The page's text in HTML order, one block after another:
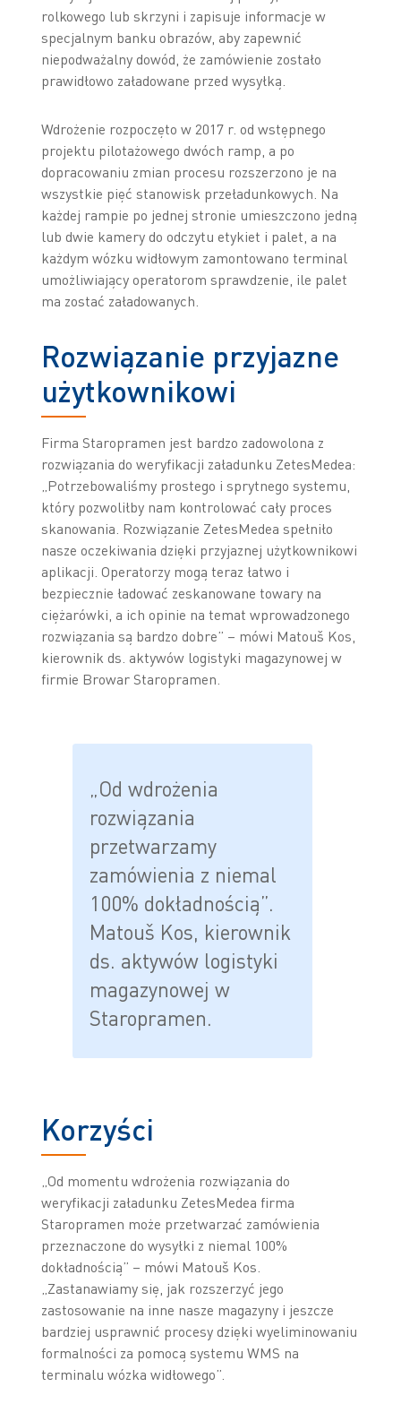
rolkowego lub skrzyni i zapisuje informacje w
specjalnym banku obrazów, aby zapewnić
niepodważalny dowód, że zamówienie zostało
prawidłowo załadowane przed wysyłką.
Wdrożenie rozpoczęto w 2017 r. od wstępnego
projektu pilotażowego dwóch ramp, a po
dopracowaniu zmian procesu rozszerzono je na
wszystkie pięć stanowisk przeładunkowych. Na
każdej rampie po jednej stronie umieszczono jedną
lub dwie kamery do odczytu etykiet i palet, a na
każdym wózku widłowym zamontowano terminal
umożliwiający operatorom sprawdzenie, ile palet
ma zostać załadowanych.
Rozwiązanie przyjazne
użytkownikowi
Firma Staropramen jest bardzo zadowolona z
rozwiązania do weryfikacji załadunku ZetesMedea:
„Potrzebowaliśmy prostego i sprytnego systemu,
który pozwoliłby nam kontrolować cały proces
skanowania. Rozwiązanie ZetesMedea spełniło
nasze oczekiwania dzięki przyjaznej użytkownikowi
aplikacji. Operatorzy mogą teraz łatwo i
bezpiecznie ładować zeskanowane towary na
ciężarówki, a ich opinie na temat wprowadzonego
rozwiązania są bardzo dobre” – mówi Matouš Kos,
kierownik ds. aktywów logistyki magazynowej w
firmie Browar Staropramen.
„Od wdrożenia
rozwiązania
przetwarzamy
zamówienia z niemal
100% dokładnością”.
Matouš Kos, kierownik
ds. aktywów logistyki
magazynowej w
Staropramen.
Korzyści
„Od momentu wdrożenia rozwiązania do
weryfikacji załadunku ZetesMedea firma
Staropramen może przetwarzać zamówienia
przeznaczone do wysyłki z niemal 100%
dokładnością” – mówi Matouš Kos.
„Zastanawiamy się, jak rozszerzyć jego
zastosowanie na inne nasze magazyny i jeszcze
bardziej usprawnić procesy dzięki wyeliminowaniu
formalności za pomocą systemu WMS na
terminalu wózka widłowego”.